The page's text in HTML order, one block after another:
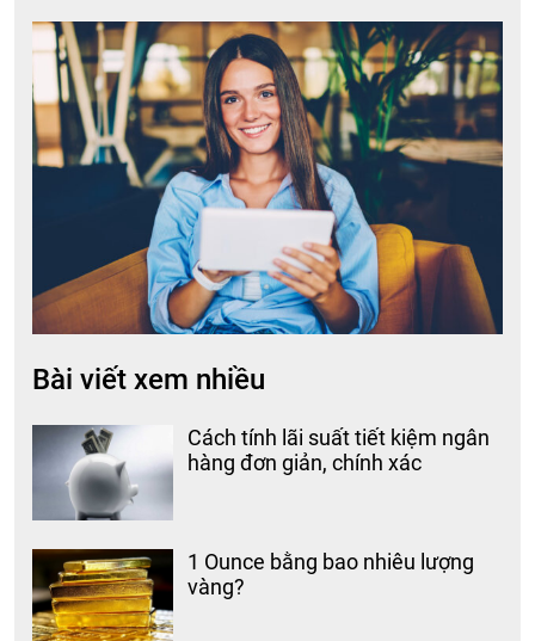
Bài viết xem nhiều
Cách tính lãi suất tiết kiệm ngân
hàng đơn giản, chính xác
1 Ounce bằng bao nhiêu lượng
vàng?